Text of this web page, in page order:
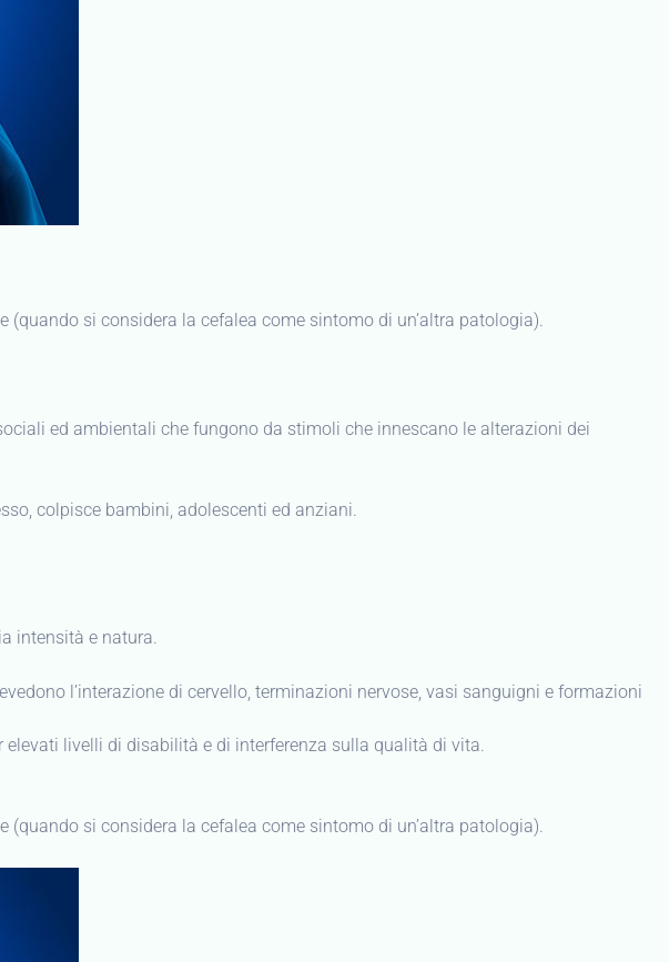
si considera la cefalea come sintomo di un’altra patologia).
ed ambientali che fungono da stimoli che innescano le alterazioni dei
colpisce bambini, adolescenti ed anziani.
intensità e natura.
l’interazione di cervello, terminazioni nervose, vasi sanguigni e formazioni
livelli di disabilità e di interferenza sulla qualità di vita.
si considera la cefalea come sintomo di un’altra patologia).